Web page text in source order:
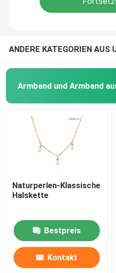
ANDERE KATEGORIEN AUS
Naturperlen-Klassische
Halskette
Bestpreis
Kontakt